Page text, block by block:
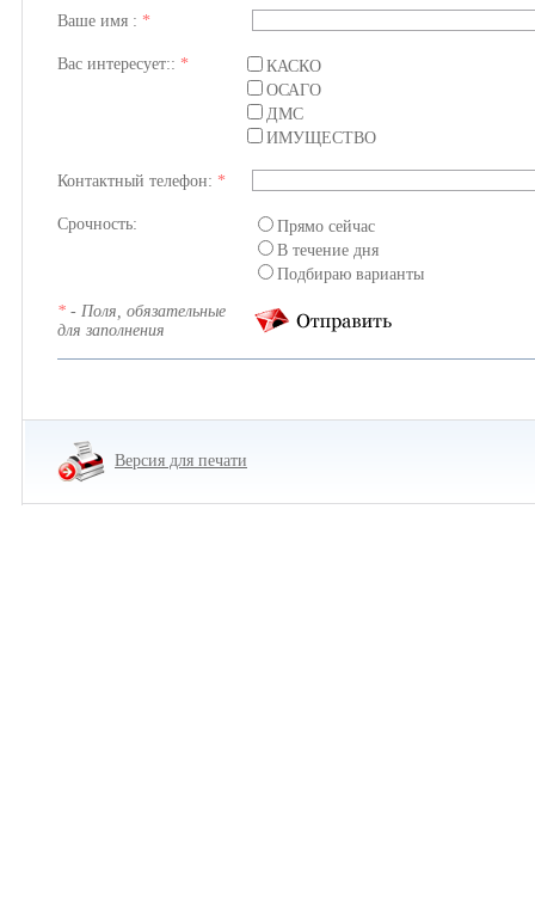
Ваше имя : *
Вас интересует:: *
КАСКО
ОСАГО
ДМС
ИМУЩЕСТВО
Контактный телефон: *
Срочность:
Прямо сейчас
В течение дня
Подбираю варианты
* - Поля, обязательные
для заполнения
Версия для печати